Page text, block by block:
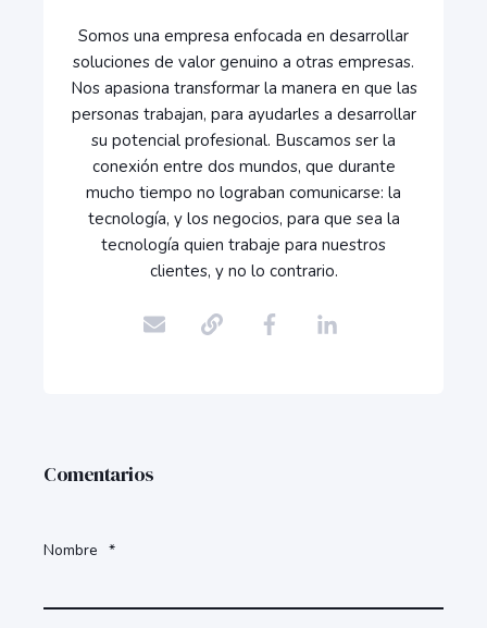
Somos una empresa enfocada en desarrollar
soluciones de valor genuino a otras empresas.
Nos apasiona transformar la manera en que las
personas trabajan, para ayudarles a desarrollar
su potencial profesional. Buscamos ser la
conexión entre dos mundos, que durante
mucho tiempo no lograban comunicarse: la
tecnología, y los negocios, para que sea la
tecnología quien trabaje para nuestros
clientes, y no lo contrario.
Comentarios
Nombre *